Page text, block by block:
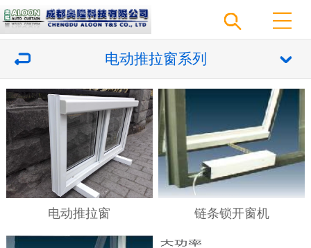
电动推拉窗系列
电动推拉窗 链条锁开窗机